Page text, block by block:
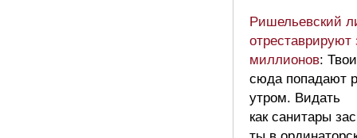
Ришельевский
отреставрируют
миллионов:
сюда попадают
утром. Видать
как санитары